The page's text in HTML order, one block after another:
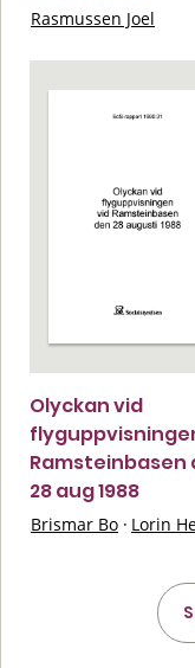
Rasmussen Joel
Olyckan vid
Ramsteinbasen
28 aug 1988
Brismar Bo · Lorin